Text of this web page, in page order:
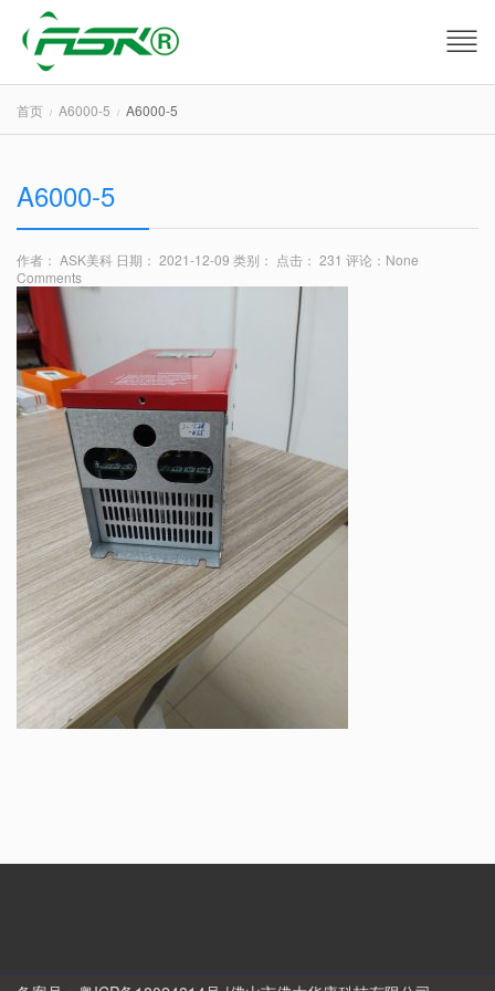
首页 A6000-5 A6000-5
A6000-5
作者： ASK美科 日期： 2021-12-09 类别： 点击： 231 评论： None
Comments